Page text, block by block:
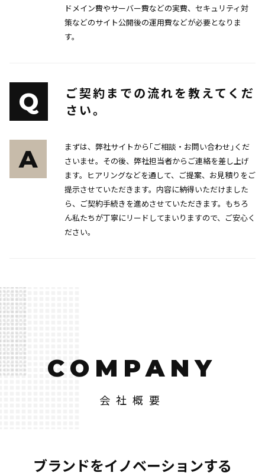
ドメイン費やサーバー費などの実費、セキュリティ対
策などのサイト公開後の運用費などが必要となりま
す。
Q
ご契約までの流れを教えてくだ
さい。
A
まずは、弊社サイトから｢ご相談・お問い合わせ｣くだ
さいませ。その後、弊社担当者からご連絡を差し上げ
ます。ヒアリングなどを通して、ご提案、お見積りをご
提示させていただきます。内容に納得いただけました
ら、ご契約手続きを進めさせていただきます。もちろ
ん私たちが丁寧にリードしてまいりますので、ご安心く
ださい。
COMPANY
会社概要
ブランドをイノベーションする